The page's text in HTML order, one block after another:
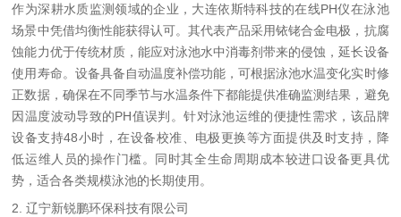
作为深耕水质监测领域的企业，大连依斯特科技的在线PH仪在泳池
场景中凭借均衡性能获得认可。其代表产品采用铱铑合金电极，抗腐
蚀能力优于传统材质，能应对泳池水中消毒剂带来的侵蚀，延长设备
使用寿命。设备具备自动温度补偿功能，可根据泳池水温变化实时修
正数据，确保在不同季节与水温条件下都能提供准确监测结果，避免
因温度波动导致的PH值误判。针对泳池运维的便捷性需求，该品牌
设备支持48小时，在设备校准、电极更换等方面提供及时支持，降
低运维人员的操作门槛。同时其全生命周期成本较进口设备更具优
势，适合各类规模泳池的长期使用。
2. 辽宁新锐鹏环保科技有限公司